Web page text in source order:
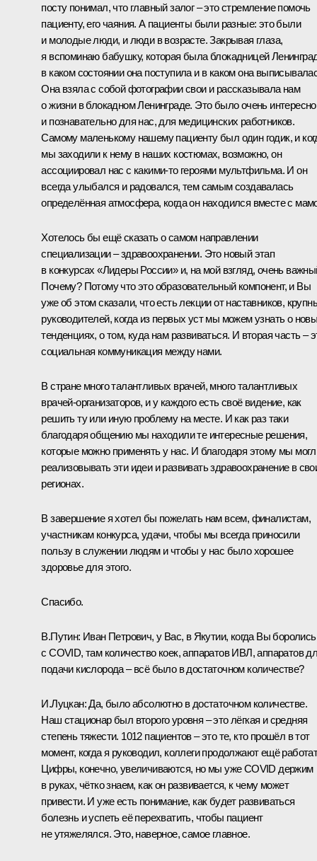
посту понимал, что главный залог – это стремление помочь
пациенту, его чаяния. А пациенты были разные: это были
и молодые люди, и люди в возрасте. Закрывая глаза,
я вспоминаю бабушку, которая была блокадницей
в каком состоянии она поступила и в каком она
Она взяла с собой фотографии свои и рассказывала нам
о жизни в блокадном Ленинграде. Это было очень интересно
и познавательно для нас, для медицинских работников.
Самому маленькому нашему пациенту был один годик, и
мы заходили к нему в наших костюмах, возможно, он
ассоциировал нас с какими‑то героями мультфильма. И он
всегда улыбался и радовался, тем самым создавалась
определённая атмосфера, когда он находился вместе с
Хотелось бы ещё сказать о самом направлении
специализации – здравоохранении. Это новый этап
в конкурсах «Лидеры России» и, на мой взгляд, очень
Почему? Потому что это образовательный компонент, и Вы
уже об этом сказали, что есть лекции от наставников,
руководителей, когда из первых уст мы можем узнать о
тенденциях, о том, куда нам развиваться. И вторая часть –
социальная коммуникация между нами.
В стране много талантливых врачей, много талантливых
врачей-организаторов, и у каждого есть своё видение, как
решить ту или иную проблему на месте. И как раз таки
благодаря общению мы находили те интересные решения,
которые можно применять у нас. И благодаря этому мы
реализовывать эти идеи и развивать здравоохранение в
регионах.
В завершение я хотел бы пожелать нам всем, финалистам,
участникам конкурса, удачи, чтобы мы всегда приносили
пользу в служении людям и чтобы у нас было хорошее
здоровье для этого.
Спасибо.
В.Путин: Иван Петрович, у Вас, в Якутии, когда Вы боролись
с COVID, там количество коек, аппаратов ИВЛ, аппаратов
подачи кислорода – всё было в достаточном количестве?
И.Луцкан: Да, было абсолютно в достаточном количестве.
Наш стационар был второго уровня – это лёгкая и средняя
степень тяжести. 1012 пациентов – это те, кто прошёл в тот
момент, когда я руководил, коллеги продолжают ещё
Цифры, конечно, увеличиваются, но мы уже COVID держим
в руках, чётко знаем, как он развивается, к чему может
привести. И уже есть понимание, как будет развиваться
болезнь и успеть её перехватить, чтобы пациент
не утяжелялся. Это, наверное, самое главное.